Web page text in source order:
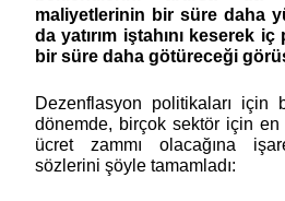
maliyetlerinin bir süre daha
da yatırım iştahını keserek
bir süre daha götüreceği
Dezenflasyon politikaları için
dönemde, birçok sektör için
ücret zammı olacağına
sözlerini şöyle tamamladı: